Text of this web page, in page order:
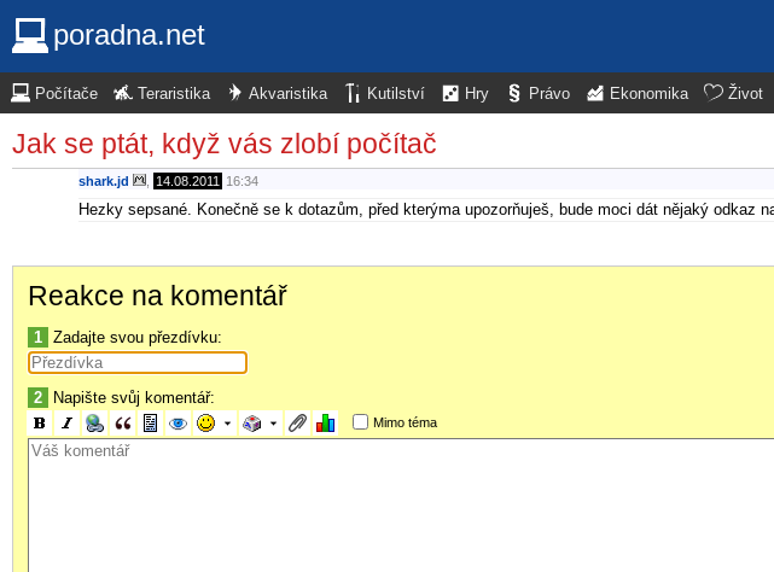
poradna.net
Počítače Teraristika Akvaristika Kutilství Hry Právo Ekonomika Život
Jak se ptát, když vás zlobí počítač
shark.jd 14.08.2011 16:34
Hezky sepsané. Konečně se k dotazům, před kterýma upozorňuješ, bude moci dát nějaký odkaz
Reakce na komentář
1 Zadajte svou přezdívku:
2 Napište svůj komentář:
Mimo téma